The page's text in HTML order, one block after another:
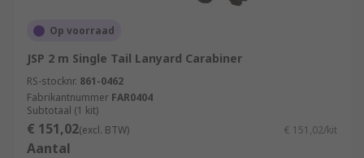
Op voorraad
JSP 2 m Single Tail Lanyard Carabiner
RS-stocknr. 861-0462
Fabrikantnummer FAR0404
Subtotaal (1 kit)
€ 151,02(excl. BTW) € 151,02/kit
Aantal